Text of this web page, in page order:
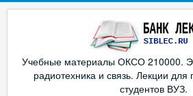
Учебные материалы ОКСО 210000.
радиотехника и связь. Лекции для
студентов ВУЗ.